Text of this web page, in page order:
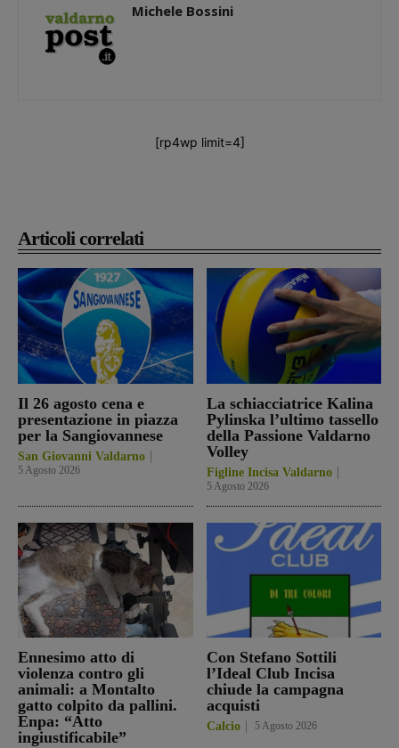
Articoli correlati
Il 26 agosto cena e
presentazione in piazza
per la Sangiovannese
San Giovanni Valdarno
5 Agosto 2026
La schiacciatrice Kalina
Pylinska l’ultimo tassello
della Passione Valdarno
Volley
Figline Incisa Valdarno
5 Agosto 2026
Ennesimo atto di
violenza contro gli
animali: a Montalto
gatto colpito da pallini.
Enpa: “Atto
ingiustificabile”
Con Stefano Sottili
l’Ideal Club Incisa
chiude la campagna
acquisti
Calcio 5 Agosto 2026
Michele Bossini
[rp4wp limit=4]